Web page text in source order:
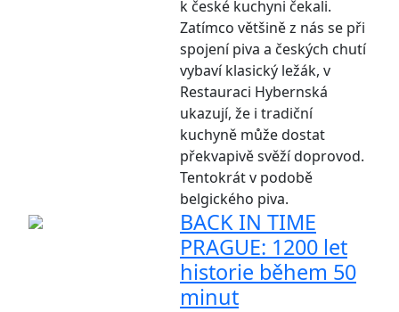
k české kuchyni čekali.
Zatímco většině z nás se při
spojení piva a českých chutí
vybaví klasický ležák, v
Restauraci Hybernská
ukazují, že i tradiční
kuchyně může dostat
překvapivě svěží doprovod.
Tentokrát v podobě
belgického piva.
BACK IN TIME
PRAGUE: 1200 let
historie během 50
minut